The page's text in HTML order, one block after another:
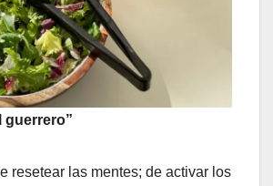
guerrero”
resetear las mentes; de activar los